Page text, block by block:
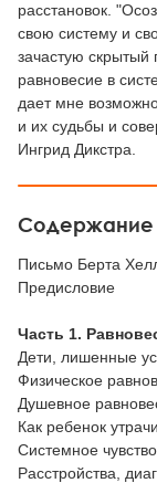
расстановок.
свою систему и
зачастую скрытый
равновесие в
дает мне
и их судьбы и
Ингрид Дикстра.
Содержание
Письмо Берта
Предисловие
Часть 1.
Дети, лишенные
Физическое
Душевное
Как ребенок
Системное
Расстройства,